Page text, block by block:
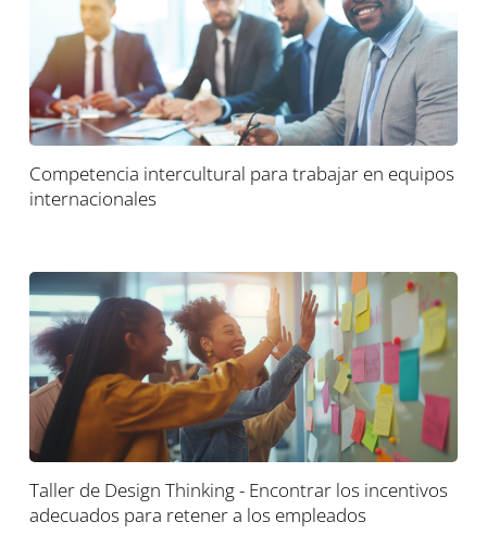
Competencia intercultural para trabajar en equipos
internacionales
Taller de Design Thinking - Encontrar los incentivos
adecuados para retener a los empleados